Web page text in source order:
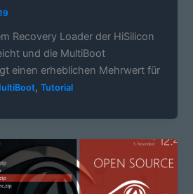
Recovery Loader der HiSilicon
und die MultiBoot
einen erheblichen Mehrwert für
,Tutorial